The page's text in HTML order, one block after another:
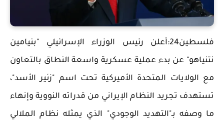
فلسطين24:أعلن رئيس الوزراء الإسرائيلي "بنيامين
نتنياهو" عن بدء عملية عسكرية واسعة النطاق بالتعاون
مع الولايات المتحدة الأميركية تحت اسم "زئير الأسد"،
تستهدف تجريد النظام الإيراني من قدراته النووية وإنهاء
ما وصفه بـ"التهديد الوجودي" الذي يمثله نظام الملالي